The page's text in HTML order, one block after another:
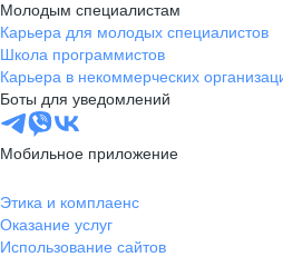
Молодым специалистам
Карьера для молодых специалистов
Школа программистов
Карьера в некоммерческих
Боты для уведомлений
Мобильное приложение
Этика и комплаенс
Оказание услуг
Использование сайтов